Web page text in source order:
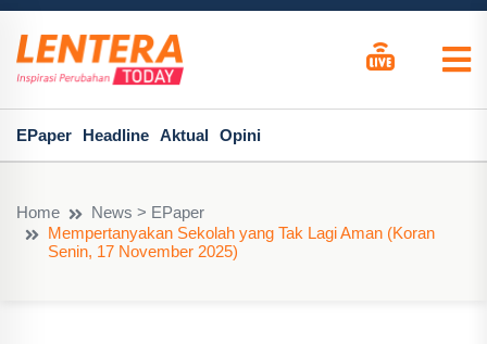
EPaper Headline Aktual Opini
Home
News > EPaper
Mempertanyakan Sekolah yang Tak Lagi Aman (Koran
Senin, 17 November 2025)